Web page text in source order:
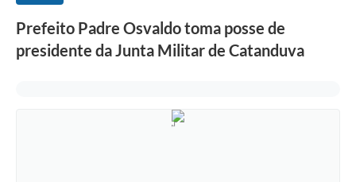
Contratos
Prefeito Padre Osvaldo toma posse de
presidente da Junta Militar de Catanduva